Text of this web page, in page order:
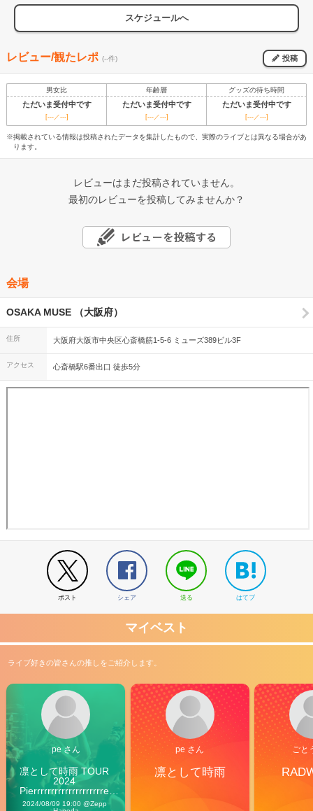
スケジュールへ
レビュー/観たレポ (--件) 投稿
男女比 年齢層 グッズの待ち時間
ただいま受付中です ただいま受付中です ただいま受付中です
[---／---] [---／---] [---／---]
※掲載されている情報は投稿されたデータを集計したもので、実際のライブとは異なる場合があ
ります。
レビューはまだ投稿されていません。
最初のレビューを投稿してみませんか？
会場
OSAKA MUSE （大阪府）
住所 大阪府大阪市中央区心斎橋筋1-5-6 ミューズ389ビル3F
アクセス 心斎橋駅6番出口 徒歩5分
ポスト シェア 送る はてブ
マイベスト
ライブ好きの皆さんの推しをご紹介します。
pe さん
凛として時雨 TOUR
2024
Pierrrrrrrrrrrrrrrrrrrre
Vibes
2024/08/09 19:00 @Zepp
pe さん
凛として時雨
ごと